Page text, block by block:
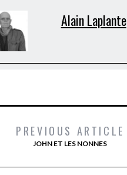
Alain Laplante
PREVIOUS ARTICLE
JOHN ET LES NONNES